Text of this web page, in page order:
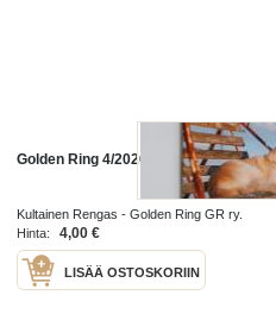
Golden Ring 4/2020
Kultainen Rengas - Golden Ring GR ry.
2020
Hinta: 4,00 €
LISÄÄ OSTOSKORIIN